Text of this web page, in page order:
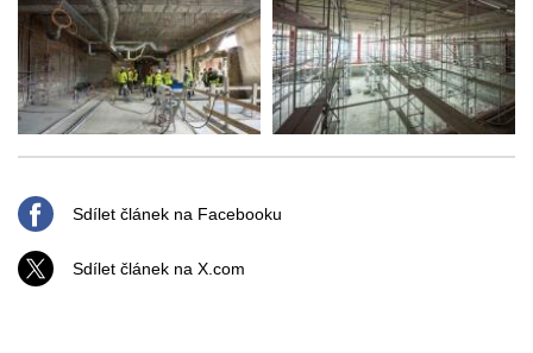
Sdílet článek na Facebooku
Sdílet článek na X.com